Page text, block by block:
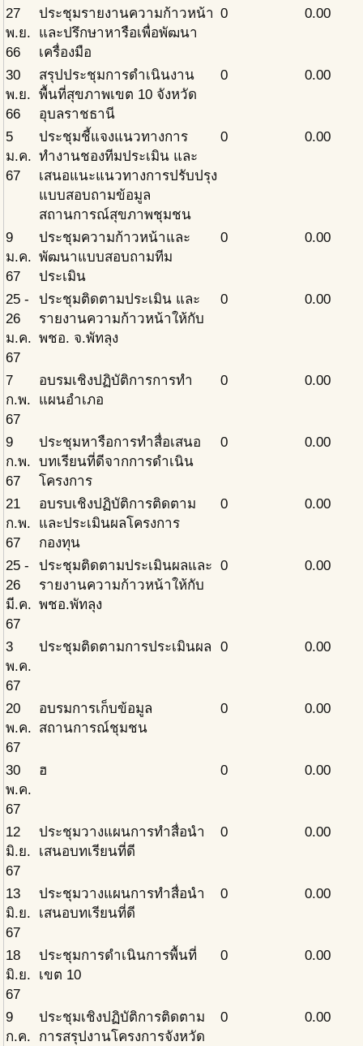
27
พ.ย.
66
ประชุมรายงานความก้าวหน้า
และปรึกษาหารือเพื่อพัฒนา
เครื่องมือ
0 0.00
30
พ.ย.
66
สรุปประชุมการดำเนินงาน
พื้นที่สุขภาพเขต 10 จังหวัด
อุบลราชธานี
0 0.00
5
ม.ค.
67
ประชุมชี้แจงแนวทางการ
ทำงานชองทีมประเมิน และ
เสนอแนะแนวทางการปรับปรุง
แบบสอบถามข้อมูล
สถานการณ์สุขภาพชุมชน
0 0.00
9
ม.ค.
67
ประชุมความก้าวหน้าและ
พัฒนาแบบสอบถามทีม
ประเมิน
0 0.00
25 -
26
ม.ค.
67
ประชุมติดตามประเมิน และ
รายงานความก้าวหน้าให้กับ
พชอ. จ.พัทลุง
0 0.00
7
ก.พ.
67
อบรมเชิงปฏิบัติการการทำ
แผนอำเภอ
0 0.00
9
ก.พ.
67
ประชุมหารือการทำสื่อเสนอ
บทเรียนที่ดีจากการดำเนิน
โครงการ
0 0.00
21
ก.พ.
67
อบรบเชิงปฏิบัติการติดตาม
และประเมินผลโครงการ
กองทุน
0 0.00
25 -
26
มี.ค.
67
ประชุมติดตามประเมินผลและ
รายงานความก้าวหน้าให้กับ
พชอ.พัทลุง
0 0.00
3
พ.ค.
67
ประชุมติดตามการประเมินผล 0 0.00
20
พ.ค.
67
อบรมการเก็บข้อมูล
สถานการณ์ชุมชน
0 0.00
30
พ.ค.
67
ฮ 0 0.00
12
มิ.ย.
67
ประชุมวางแผนการทำสื่อนำ
เสนอบทเรียนที่ดี
0 0.00
13
มิ.ย.
67
ประชุมวางแผนการทำสื่อนำ
เสนอบทเรียนที่ดี
0 0.00
18
มิ.ย.
67
ประชุมการดำเนินการพื้นที่
เขต 10
0 0.00
9
ก.ค.
ประชุมเชิงปฏิบัติการติดตาม
การสรุปงานโครงการจังหวัด
0 0.00